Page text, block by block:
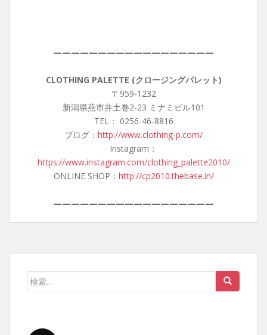
——————————————————
CLOTHING PALETTE (クロージングパレット)
〒959-1232
新潟県燕市井土巻2-23 ミナミビル101
TEL： 0256-46-8816
ブログ： http://www.clothing-p.com/
Instagram：
https://www.instagram.com/clothing_palette2010/
ONLINE SHOP： http://cp2010.thebase.in/
——————————————————
検